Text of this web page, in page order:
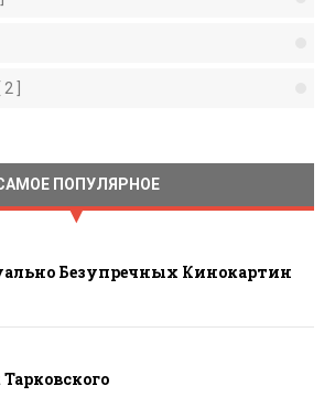
]
ПОПУЛЯРНОЕ
Безупречных Кинокартин